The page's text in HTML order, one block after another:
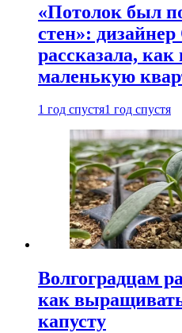
«Потолок был
стен»:
рассказала, как
маленькую
1 год спустя1 год спустя
Волгоградцам
как
капусту